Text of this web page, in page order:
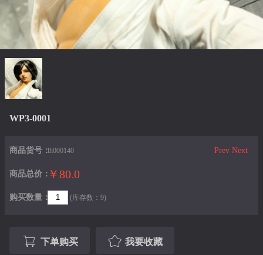
WP3-0001
Prev Next
商品货号：lh000140
商品总价： ￥80.0
购买数量： (库存数：9)
下单购买 我要收藏